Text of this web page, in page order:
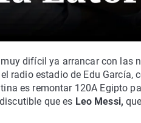
muy difícil ya arrancar con las
radio estadio de Edu García,
es remontar 120A Egipto
que es Leo Messi,